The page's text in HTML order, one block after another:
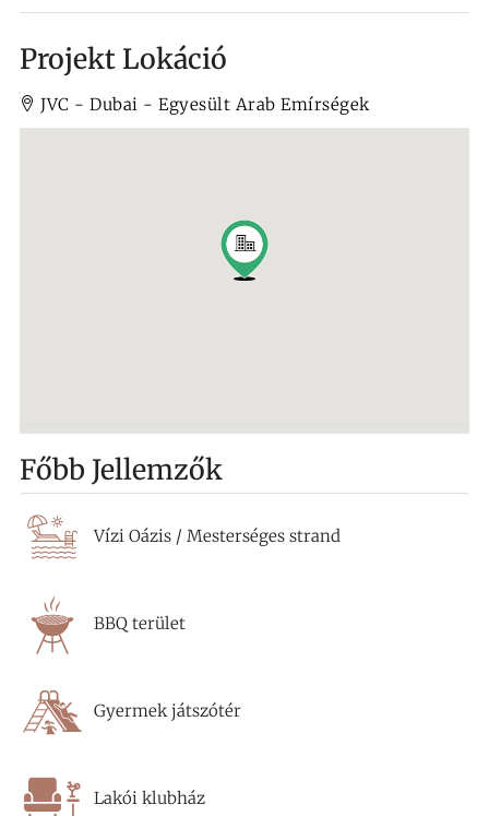
Projekt Lokáció
JVC - Dubai - Egyesült Arab Emírségek
Főbb Jellemzők
Vízi Oázis / Mesterséges strand
BBQ terület
Gyermek játszótér
Lakói klubház